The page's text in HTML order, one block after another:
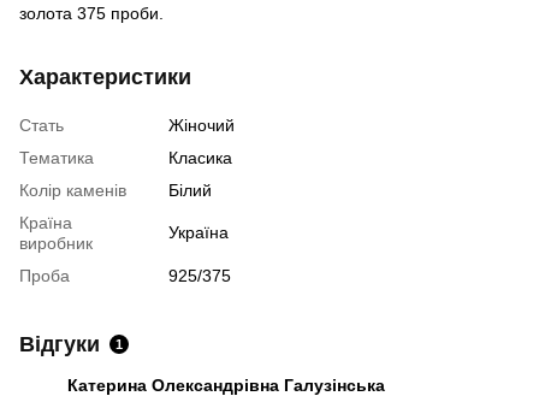
золота 375 проби.
Характеристики
Стать
Жіночий
Тематика
Класика
Колір каменів
Білий
Країна
виробник
Україна
Проба 925/375
Відгуки 1
Катерина Олександрівна Галузінська